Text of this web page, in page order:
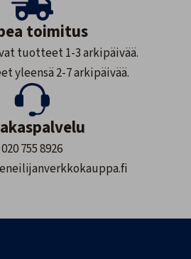
toimitus
tuotteet 1-3 arkipäivää.
yleensä 2-7 arkipäivää.
020 755 8926